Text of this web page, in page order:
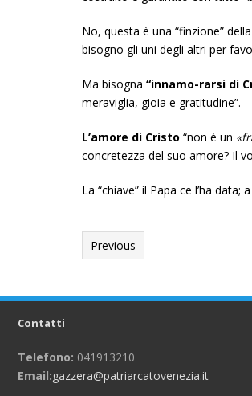
No, questa è una “finzione”
bisogno gli uni degli altri per
Ma bisogna “innamo-rarsi di
meraviglia, gioia e gratitudine”.
L’amore di Cristo “non è un
concretezza del suo amore? Il
La “chiave” il Papa ce l’ha data;
Previous
Contatti
Telefono: 041913210
Email:gazzera@patriarcatovenezia.it